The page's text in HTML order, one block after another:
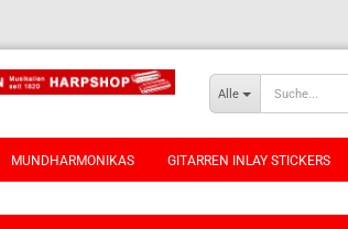
Alle
MUNDHARMONIKAS GITARREN INLAY STICKERS